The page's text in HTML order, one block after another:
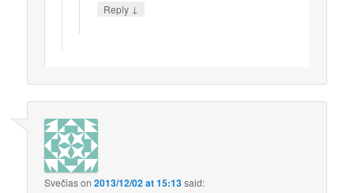
Reply ↓
Svečiason2013/12/02 at 15:13said: